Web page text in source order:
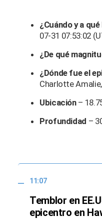
¿Cuándo y a
07-31 07:53:02
¿De qué
¿Dónde fue el
Charlotte
Ubicación–
Profundidad –
11:07
Temblor en
epicentro en